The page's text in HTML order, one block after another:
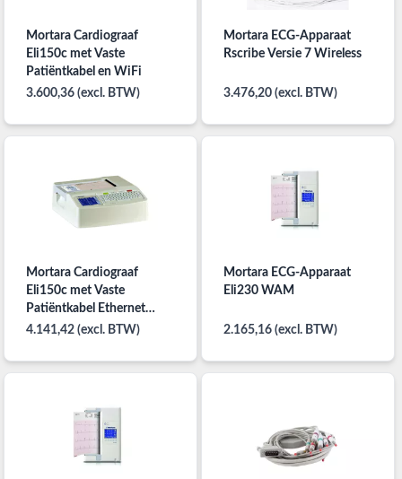
Mortara Cardiograaf
Eli150c met Vaste
Patiëntkabel en WiFi
3.600,36 (excl. BTW)
Mortara ECG-Apparaat
Rscribe Versie 7 Wireless
3.476,20 (excl. BTW)
Mortara Cardiograaf
Eli150c met Vaste
Patiëntkabel Ethernet
LAN-Aansluiting
4.141,42 (excl. BTW)
Mortara ECG-Apparaat
Eli230 WAM
2.165,16 (excl. BTW)